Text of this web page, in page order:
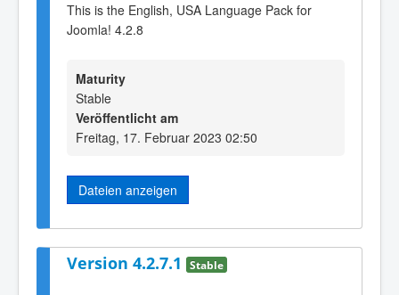
This is the English, USA Language Pack for
Joomla! 4.2.8
Maturity
Stable
Veröffentlicht am
Freitag, 17. Februar 2023 02:50
Dateien anzeigen
Version 4.2.7.1 Stable